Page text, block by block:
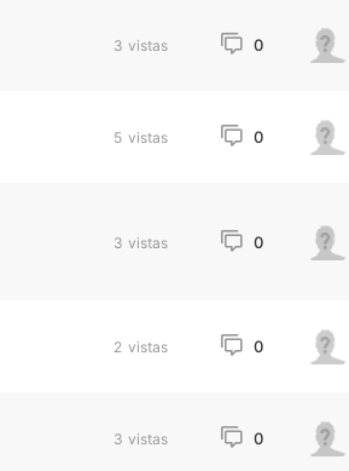
3 vistas 0
5 vistas 0
3 vistas 0
2 vistas 0
3 vistas 0